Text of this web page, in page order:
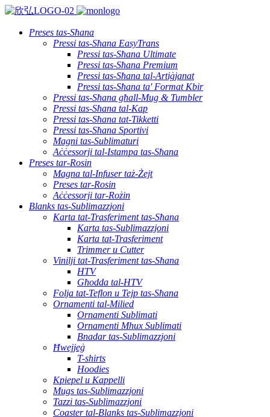
Preses tas-Sħana
Pressi tas-Sħana EasyTrans
Pressi tas-Sħana Ultimate
Pressi tas-Sħana Premium
Pressi tas-Sħana tal-Artiġjanat
Pressi tas-Sħana ta' Format Kbir
Pressi tas-Sħana għall-Mug & Tumbler
Pressi tas-Sħana tal-Kap
Pressi tas-Sħana tat-Tikketti
Pressi tas-Sħana Sportivi
Magni tas-Sublimaturi
Aċċessorji tal-Istampa tas-Sħana
Preses tar-Rosin
Magna tal-Infuser taż-Żejt
Preses tar-Rosin
Aċċessorji tar-Rożin
Blanks tas-Sublimazzjoni
Karta tat-Trasferiment tas-Sħana
Karta tas-Sublimazzjoni
Karta tat-Trasferiment
Trimmer u Cutter
Vinilji tat-Trasferiment tas-Sħana
HTV
Għodda tal-HTV
Folja tat-Teflon u Tejp tas-Sħana
Ornamenti tal-Milied
Ornamenti Sublimati
Ornamenti Mhux Sublimati
Bnadar tas-Sublimazzjoni
Ħwejjeġ
T-shirts
Hoodies
Kpiepel u Kappelli
Mugs tas-Sublimazzjoni
Tazzi tas-Sublimazzjoni
Coaster tal-Blanks tas-Sublimazzjoni